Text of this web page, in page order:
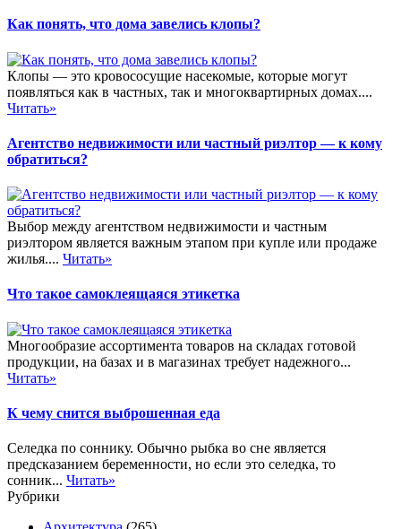
Как понять, что дома завелись клопы?
Клопы — это кровососущие насекомые, которые могут
появляться как в частных, так и многоквартирных домах....
Читать»
Агентство недвижимости или частный риэлтор — к кому
обратиться?
Выбор между агентством недвижимости и частным
риэлтором является важным этапом при купле или продаже
жилья.... Читать»
Что такое самоклеящаяся этикетка
Многообразие ассортимента товаров на складах готовой
продукции, на базах и в магазинах требует надежного...
Читать»
К чему снится выброшенная еда
Селедка по соннику. Обычно рыбка во сне является
предсказанием беременности, но если это селедка, то
сонник... Читать»
Рубрики